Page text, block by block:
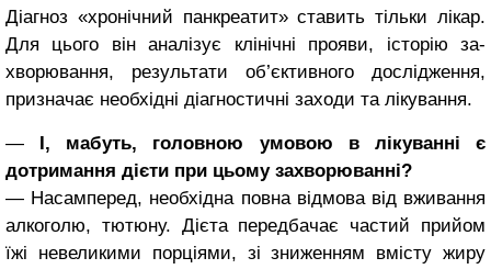
Діагноз «хронічний панкреатит» ставить тільки лікар.
Для цього він аналізує клінічні прояви, історію за­
хворювання, результати об’єктивного дослідження,
призначає необхідні діагностичні заходи та лікування.
― І, мабуть, головною умовою в лікуванні є
дотримання дієти при цьому захворюванні?
― Насамперед, необхідна по­вна відмова від вживання
алкоголю, тютюну. Дієта передбачає частий прийом
їжі невеликими порціями, зі зниженням вмісту жиру